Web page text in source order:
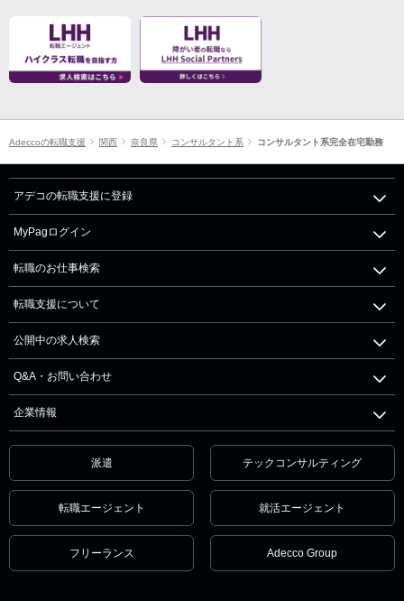
Adeccoの転職支援 関西 奈良県 コンサルタント系 コンサルタント系完全在宅勤務
アデコの転職支援に登録
MyPagログイン
転職のお仕事検索
転職支援について
公開中の求人検索
Q&A・お問い合わせ
企業情報
派遣 テックコンサルティング
転職エージェント 就活エージェント
フリーランス Adecco Group